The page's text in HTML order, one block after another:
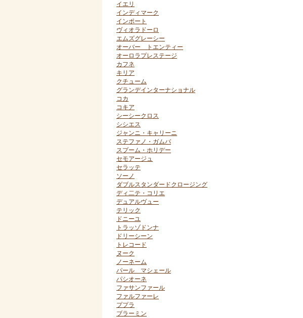
イエリ
インディマーク
インポート
ヴィオラドーロ
エムズグレーシー
オーバー トエンティー
オーロラプレステージ
カフネ
キリア
クチューム
グランデインターナショナル
コカ
コキア
シーシークロス
シシエス
ジャンニ・キャリーニ
ステファノ・ガムバ
スプーム・ホリデー
セモアージュ
セラッテ
ソーノ
ダブルスタンダードクロージング
ディ二テ・コリエ
デュアルヴュー
テリック
ドニーユ
トラッゾドンナ
ドリーシーン
トレコード
ヌーク
ノーネーム
パール マシェール
パシオーネ
ファサンファール
ファルファーレ
ププラ
ブラーミン